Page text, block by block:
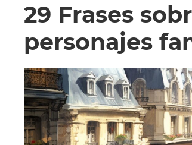
29 Frases
personajes